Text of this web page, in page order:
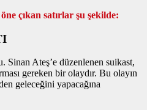
çıkan satırlar şu şekilde:
Sinan Ateş’e düzenlenen suikast,
gereken bir olaydır. Bu olayın
geleceğini yapacağına